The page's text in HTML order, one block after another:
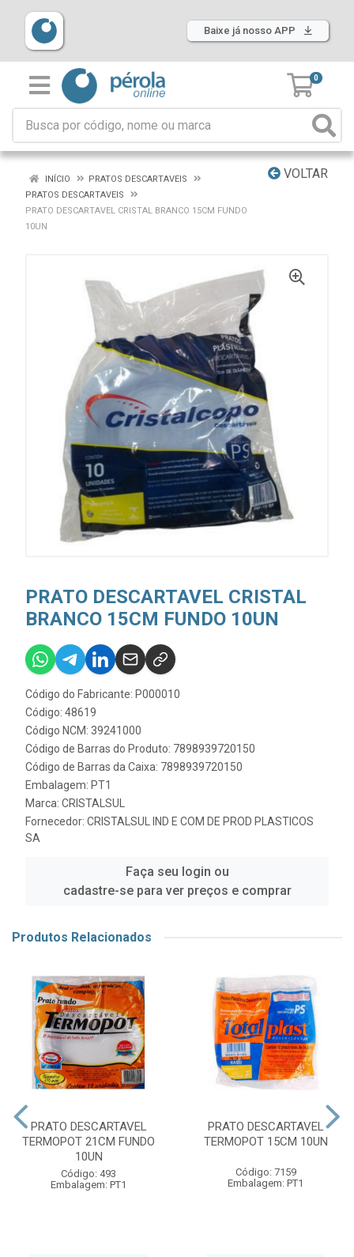
Baixe já nosso APP
0
VOLTAR
INÍCIO
PRATOS DESCARTAVEIS
PRATOS DESCARTAVEIS
PRATO DESCARTAVEL CRISTAL BRANCO 15CM FUNDO
10UN
PRATO DESCARTAVEL CRISTAL
BRANCO 15CM FUNDO 10UN
Código do Fabricante: P000010
Código: 48619
Código NCM: 39241000
Código de Barras do Produto: 7898939720150
Código de Barras da Caixa: 7898939720150
Embalagem: PT1
Marca: CRISTALSUL
Fornecedor: CRISTALSUL IND E COM DE PROD PLASTICOS
SA
Faça seu login ou
cadastre-se para ver preços e comprar
Produtos Relacionados
PRATO DESCARTAVEL
TERMOPOT 21CM FUNDO
10UN
Código: 493
Embalagem: PT1
PRATO DESCARTAVEL
TERMOPOT 15CM 10UN
Código: 7159
Embalagem: PT1